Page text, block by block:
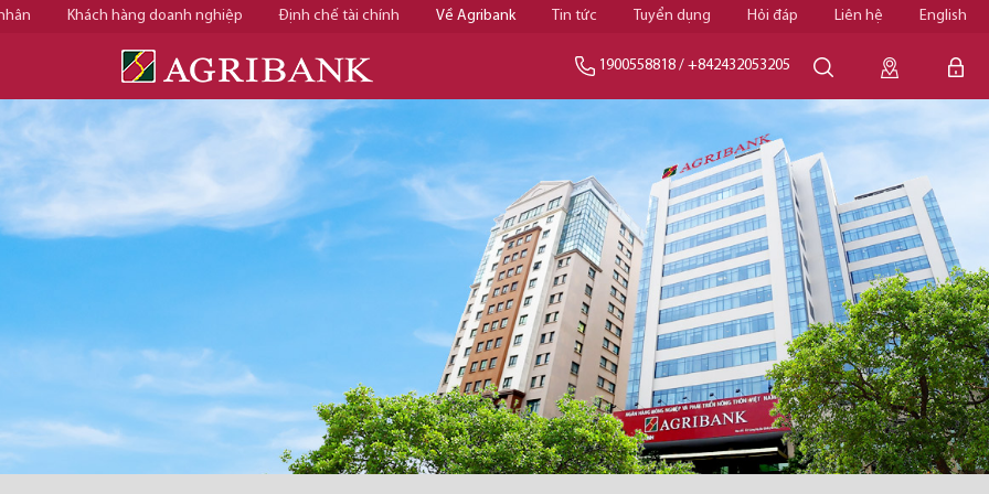
Khách hàng doanh nghiệp Định chế tài chính Về Agribank Tin tức Tuyển dụng Hỏi đáp Liên hệ English
1900558818 / +842432053205